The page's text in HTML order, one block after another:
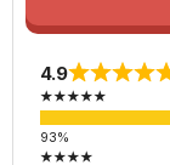
4.9
★★★★★
★★★★